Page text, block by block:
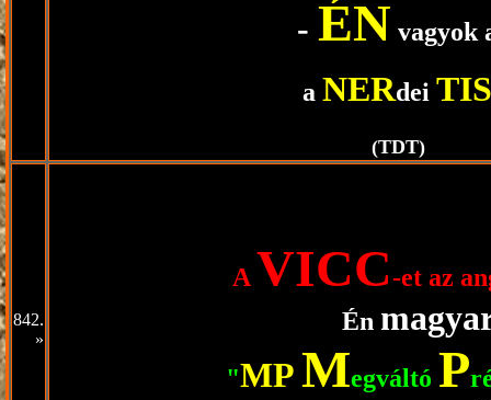
- ÉN vagyok
a NERdei
(TDT)
842.
»
A VICC-et az
Én
"MPMegváltó P